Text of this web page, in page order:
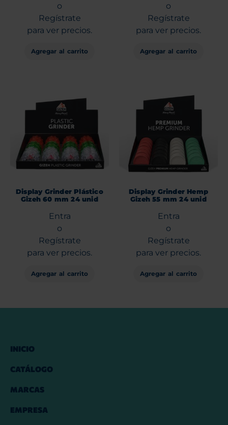
o
Regístrate
para ver precios.
Agregar al carrito
o
Regístrate
para ver precios.
Agregar al carrito
Display Grinder Plástico
Gizeh 60 mm 24 unid
Entra
o
Regístrate
para ver precios.
Agregar al carrito
Display Grinder Hemp
Gizeh 55 mm 24 unid
Entra
o
Regístrate
para ver precios.
Agregar al carrito
INICIO
CATÁLOGO
MARCAS
EMPRESA